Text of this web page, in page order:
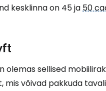
kesklinna on 45 ja50
olemas sellised
mis võivad pakkuda